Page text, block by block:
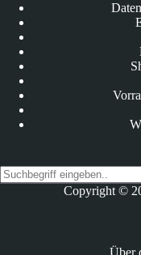
Copyright ©